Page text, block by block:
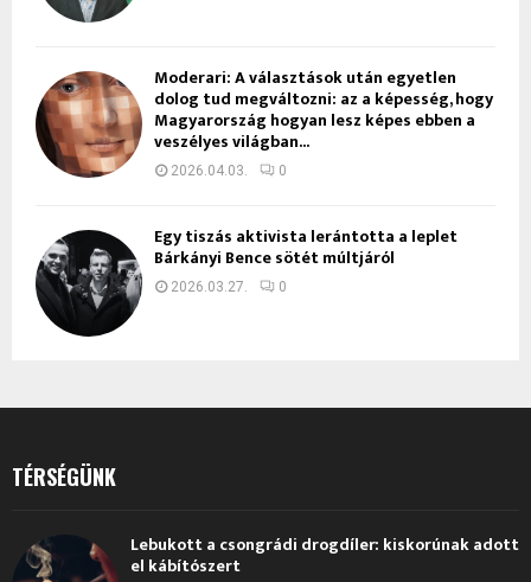
Moderari: A választások után egyetlen
dolog tud megváltozni: az a képesség, hogy
Magyarország hogyan lesz képes ebben a
veszélyes világban...
2026.04.03. 0
Egy tiszás aktivista lerántotta a leplet
Bárkányi Bence sötét múltjáról
2026.03.27. 0
TÉRSÉGÜNK
Lebukott a csongrádi drogdíler: kiskorúnak adott
el kábítószert